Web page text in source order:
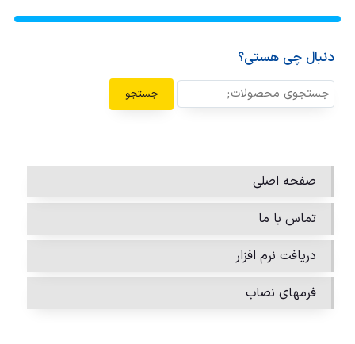
دنبال چی هستی؟
جستجو
صفحه اصلی
تماس با ما
دریافت نرم افزار
فرمهای نصاب